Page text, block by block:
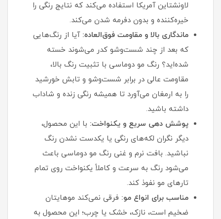
لاونشتاین آمریکا استفاده می‌کند که نتایج رنگی را
خیره‌کننده و بدون دفرمه شدن می‌کند.
ماندگاری بالا و مقاومت فوق‌العاده: آیا از رنگ‌هایی
که بعد از چند شست‌وشو کدر می‌شوند خسته
شده‌اید؟ رنگ مو دوماسی با تثبیت رنگ بالا،
مقاومت عالی در برابر شست‌وشو و تابش خورشید
را به ارمغان می‌آورد تا همیشه رنگی زنده و شاداب
داشته باشید.
پوشش دهی سریع و یکنواخت: با این محصول،
دیگر نگران لکه‌های رنگی یا یکدست نشدن رنگ
نباشید. بافت نرم و غنی رنگ مو دوماسی باعث
می‌شود رنگ به سرعت و کاملاً یکنواخت روی تمام
تارهای مو نفوذ کند.
مناسب برای انواع مو: فرقی نمی‌کند موهایتان
ضخیم است، نازک، خشک یا چرب؛ این محصول به